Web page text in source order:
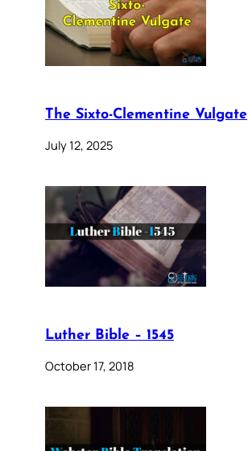
The Sixto-Clementine Vulgate
July 12, 2025
Luther Bible – 1545
October 17, 2018